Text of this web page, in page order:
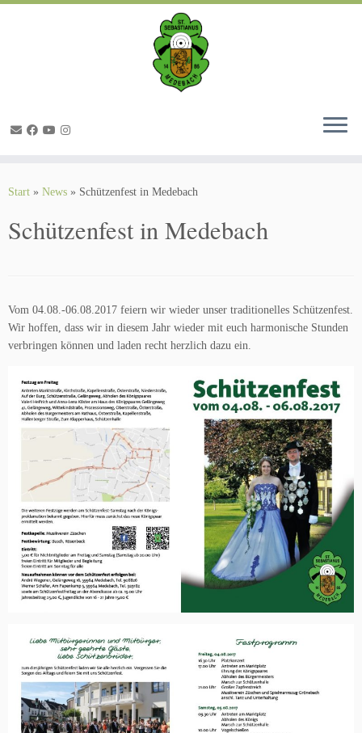
Zum
Start » News » Schützenfest in Medebach
Schützenfest in Medebach
Vom 04.08.-06.08.2017 feiern wir wieder unser traditionelles Schützenfest.
Wir hoffen, dass wir in diesem Jahr wieder mit euch harmonische Stunden
verbringen können und laden recht herzlich dazu ein.